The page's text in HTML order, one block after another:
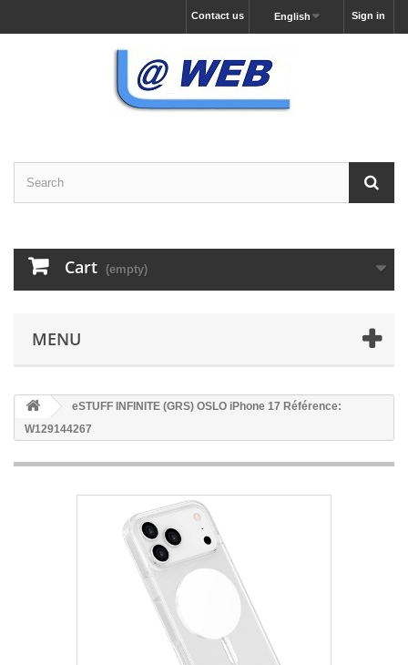
Sign in
English
Contact us
Cart (empty)
MENU
eSTUFF INFINITE (GRS) OSLO iPhone 17 Référence:
W129144267